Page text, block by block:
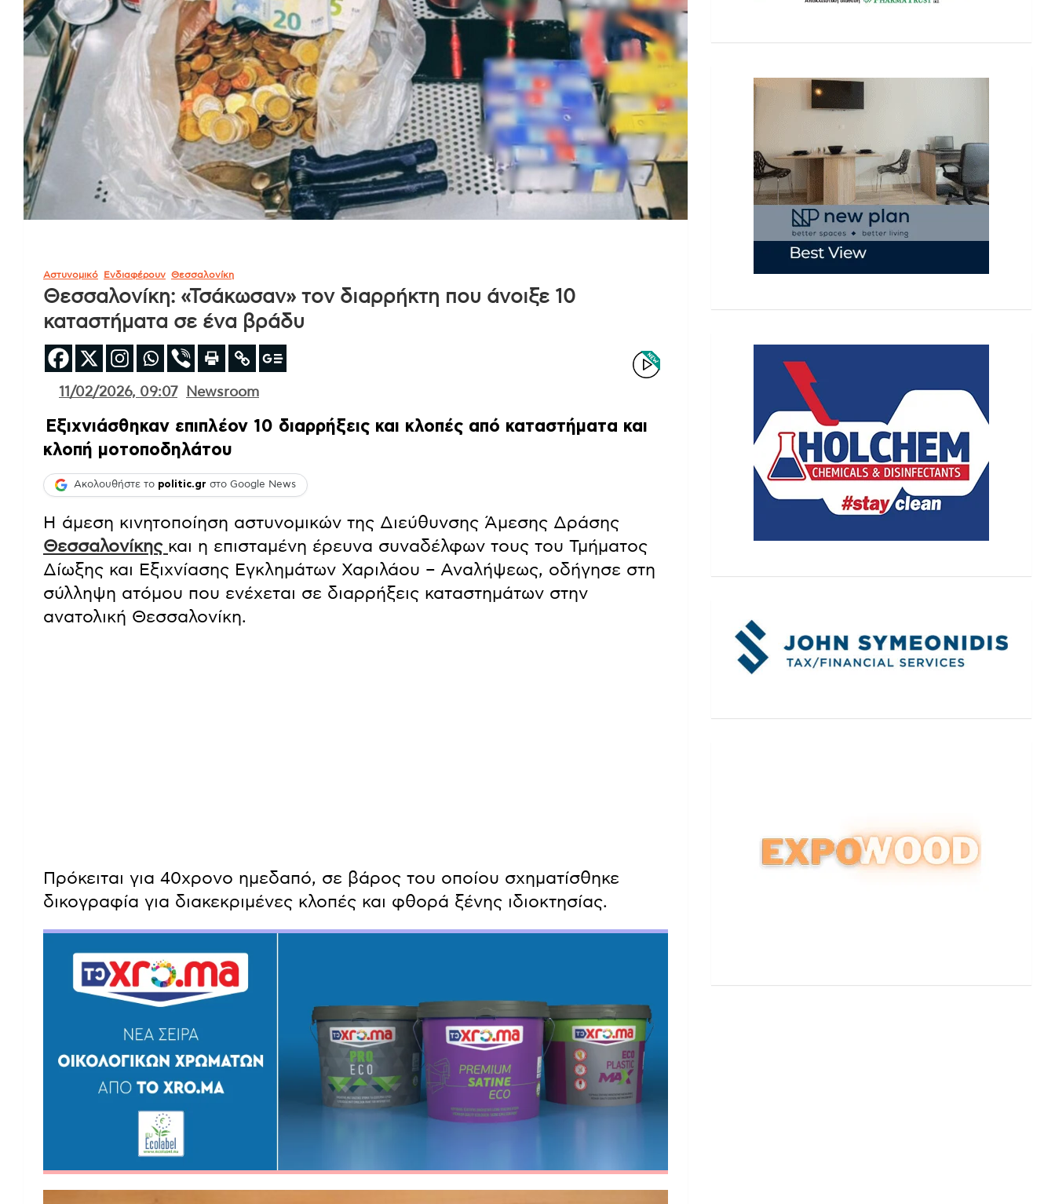
Αστυνομικό Ενδιαφέρουν Θεσσαλονίκη
Θεσσαλονίκη: «Τσάκωσαν» τον διαρρήκτη που άνοιξε 10
καταστήματα σε ένα βράδυ
11/02/2026, 09:07 Newsroom
Εξιχνιάσθηκαν επιπλέον 10 διαρρήξεις και κλοπές από καταστήματα και
κλοπή μοτοποδηλάτου
Ακολουθήστε το politic.gr στο Google News
Η άμεση κινητοποίηση αστυνομικών της Διεύθυνσης Άμεσης Δράσης
Θεσσαλονίκης και η επισταμένη έρευνα συναδέλφων τους του Τμήματος
Δίωξης και Εξιχνίασης Εγκλημάτων Χαριλάου – Αναλήψεως, οδήγησε στη
σύλληψη ατόμου που ενέχεται σε διαρρήξεις καταστημάτων στην
ανατολική Θεσσαλονίκη.
Πρόκειται για 40χρονο ημεδαπό, σε βάρος του οποίου σχηματίσθηκε
δικογραφία για διακεκριμένες κλοπές και φθορά ξένης ιδιοκτησίας.